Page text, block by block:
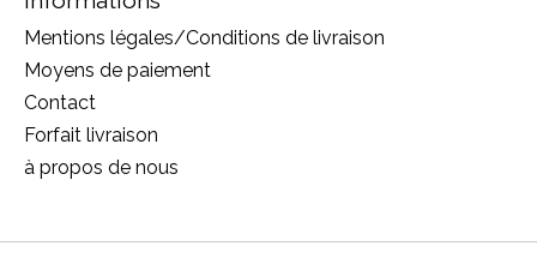
Mentions légales/Conditions de livraison
Moyens de paiement
Contact
Forfait livraison
à propos de nous